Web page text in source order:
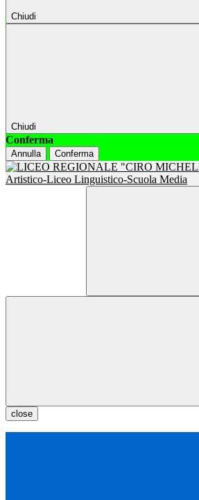
Chiudi
Chiudi
Conferma
Annulla Conferma
close